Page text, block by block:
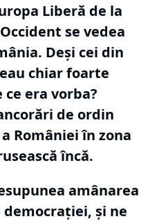
Liberă de la
se vedea
Deși cei din
chiar foarte
ce era vorba?
de ordin
României în zona
încă.
amânarea
și ne